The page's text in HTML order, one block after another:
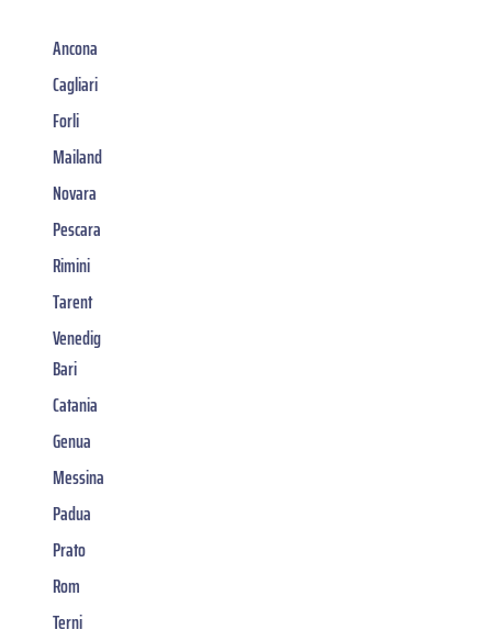
Ancona
Cagliari
Forli
Mailand
Novara
Pescara
Rimini
Tarent
Venedig
Bari
Catania
Genua
Messina
Padua
Prato
Rom
Terni